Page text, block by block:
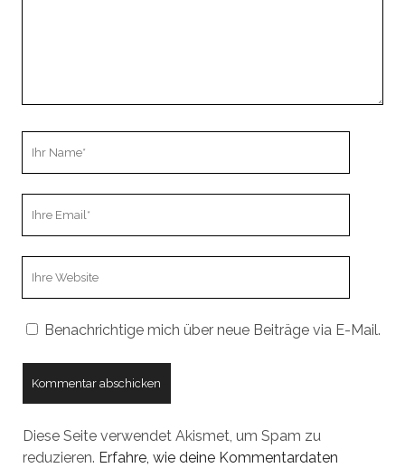
Benachrichtige mich über neue Beiträge via E-Mail.
Diese Seite verwendet Akismet, um Spam zu
reduzieren. Erfahre, wie deine Kommentardaten